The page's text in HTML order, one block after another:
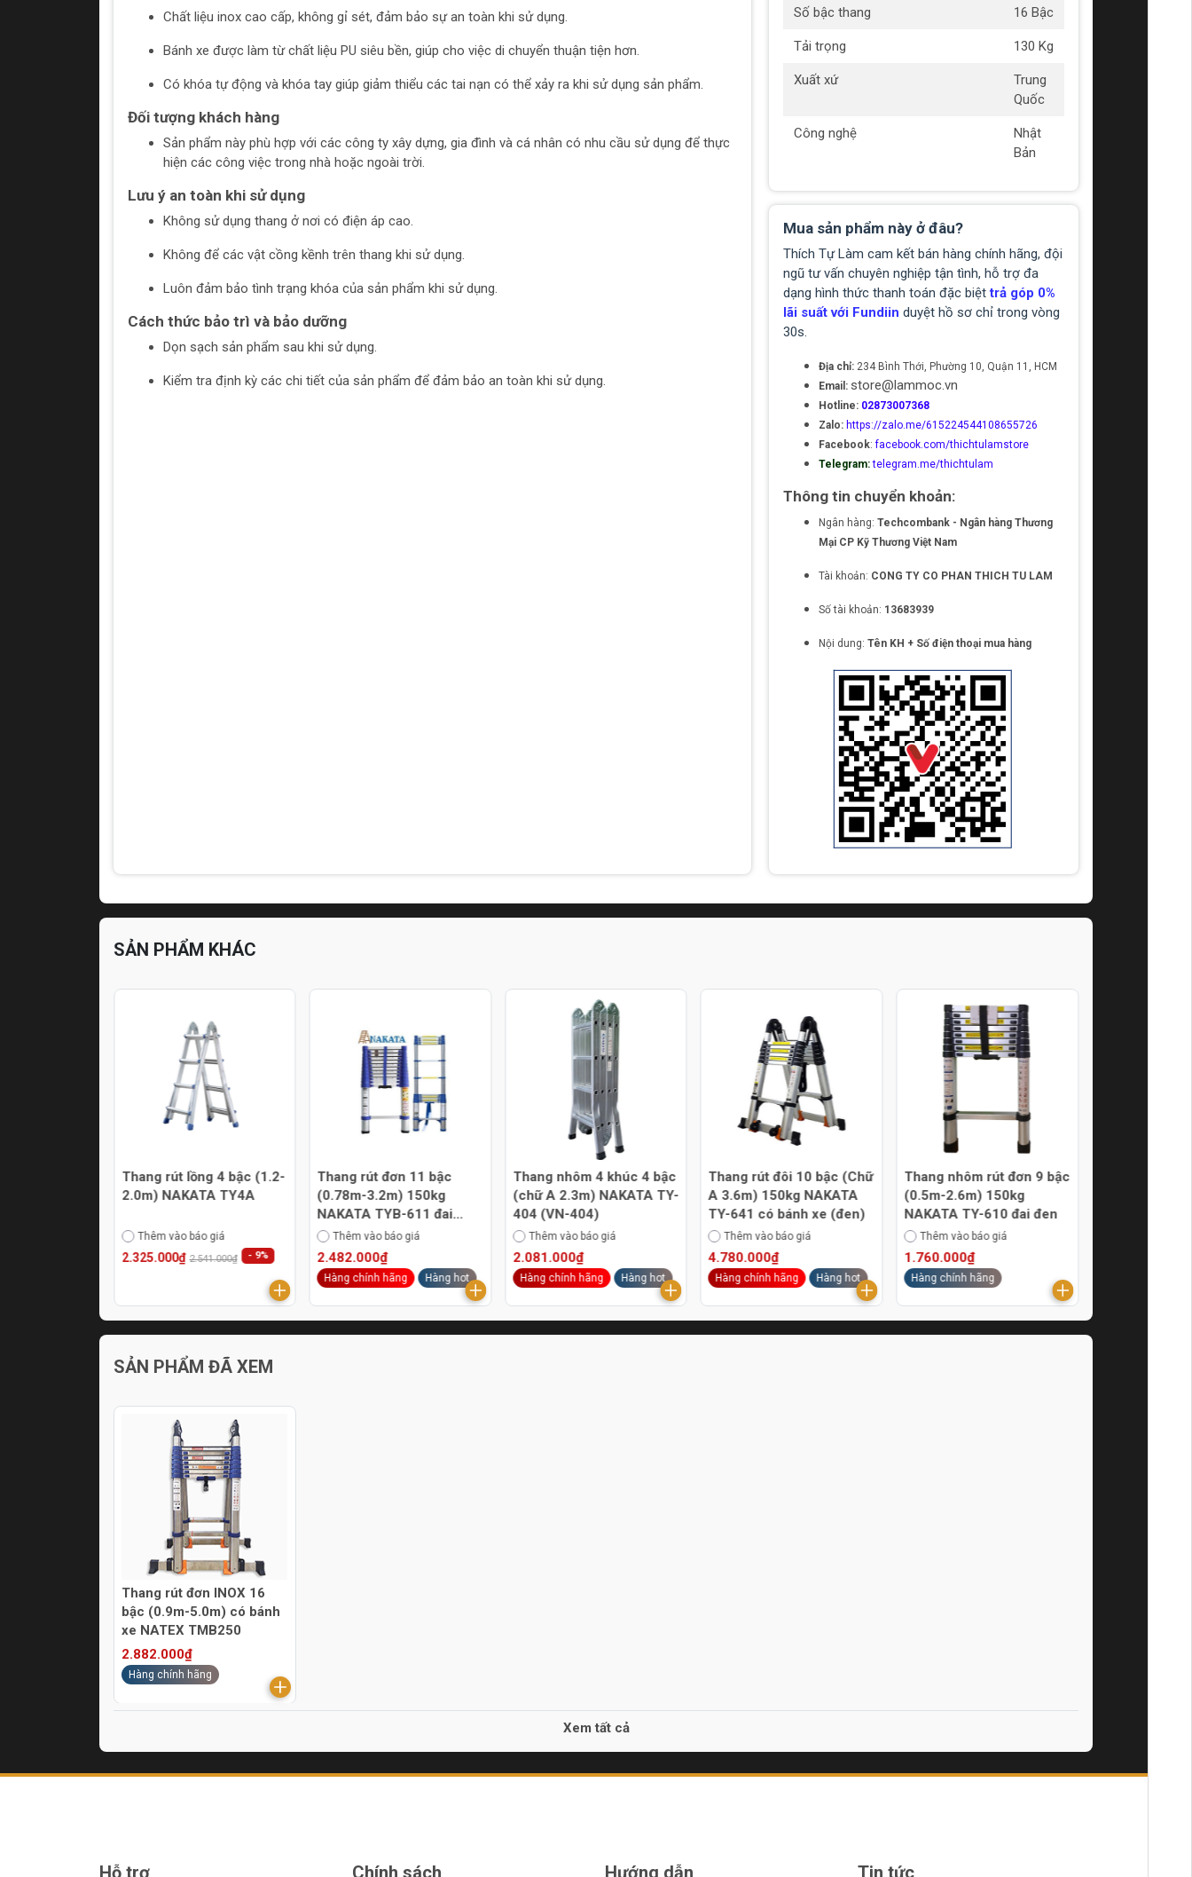
Chất liệu inox cao cấp, không gỉ sét, đảm bảo sự an toàn khi sử dụng.
Bánh xe được làm từ chất liệu PU siêu bền, giúp cho việc di chuyển thuận tiện hơn.
Có khóa tự động và khóa tay giúp giảm thiểu các tai nạn có thể xảy ra khi sử dụng sản phẩm.
Đối tượng khách hàng
Sản phẩm này phù hợp với các công ty xây dựng, gia đình và cá nhân có nhu cầu sử dụng để thực
hiện các công việc trong nhà hoặc ngoài trời.
Lưu ý an toàn khi sử dụng
Không sử dụng thang ở nơi có điện áp cao.
Không để các vật cồng kềnh trên thang khi sử dụng.
Luôn đảm bảo tình trạng khóa của sản phẩm khi sử dụng.
Cách thức bảo trì và bảo dưỡng
Dọn sạch sản phẩm sau khi sử dụng.
Kiểm tra định kỳ các chi tiết của sản phẩm để đảm bảo an toàn khi sử dụng.
Số bậc thang 16 Bậc
Tải trọng 130 Kg
Xuất xứ
Trung
Quốc
Công nghệ
Nhật
Bản
Mua sản phẩm này ở đâu?
Thích Tự Làm cam kết bán hàng chính hãng, đội
ngũ tư vấn chuyên nghiệp tận tình, hỗ trợ đa
dạng hình thức thanh toán đặc biệttrả góp 0%
lãi suất với Fundiin duyệt hồ sơ chỉ trong vòng
30s.
Địa chỉ: 234 Bình Thới, Phường 10, Quận 11, HCM
Email: store@lammoc.vn
Hotline: 02873007368
Zalo: https://zalo.me/615224544108655726
Facebook:facebook.com/thichtulamstore
Telegram: telegram.me/thichtulam
Thông tin chuyển khoản:
Ngân hàng: Techcombank - Ngân hàng Thương
Mại CP Kỹ Thương Việt Nam
Tài khoản: CONG TY CO PHAN THICH TU LAM
Số tài khoản: 13683939
Nội dung: Tên KH + Số điện thoại mua hàng
SẢN PHẨM KHÁC
Thang rút lồng 4 bậc (1.2-
2.0m) NAKATA TY4A
Thêm vào báo giá
2.325.000₫ 2.541.000₫ - 9%
Thang rút đơn 11 bậc
(0.78m-3.2m) 150kg
NAKATA TYB-611 đai
xanhThêm vào báo giá
2.482.000₫
Hàng chính hãng Hàng hot
Thang nhôm 4 khúc 4 bậc
(chữ A 2.3m) NAKATA TY-
404 (VN-404)
Thêm vào báo giá
2.081.000₫
Hàng chính hãng Hàng hot
Thang rút đôi 10 bậc (Chữ
A 3.6m) 150kg NAKATA
TY-641 có bánh xe (đen)
Thêm vào báo giá
4.780.000₫
Hàng chính hãng Hàng hot
Thang nhôm rút đơn 9 bậc
(0.5m-2.6m) 150kg
NAKATA TY-610 đai đen
Thêm vào báo giá
1.760.000₫
Hàng chính hãng
SẢN PHẨM ĐÃ XEM
Thang rút đơn INOX 16
bậc (0.9m-5.0m) có bánh
xe NATEX TMB250
2.882.000₫
Hàng chính hãng
Xem tất cả
Hỗ trợ Chính sách Hướng dẫn Tin tức